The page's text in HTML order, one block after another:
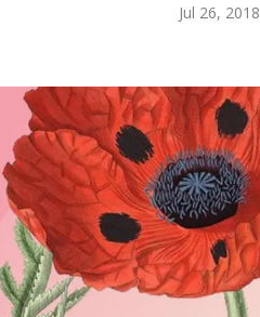
Jul 26, 2018